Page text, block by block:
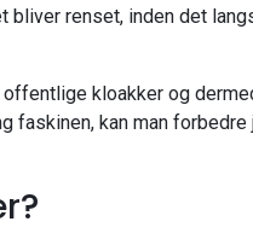
bliver renset, inden det
kloakker og
faskinen, kan man